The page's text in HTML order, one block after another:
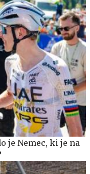
je Nemec, ki je na